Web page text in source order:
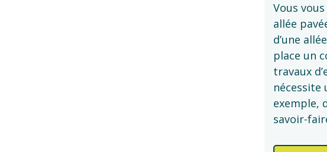
Vous
allée
d’une
place un
travaux
nécessite
exemple,
savoir-